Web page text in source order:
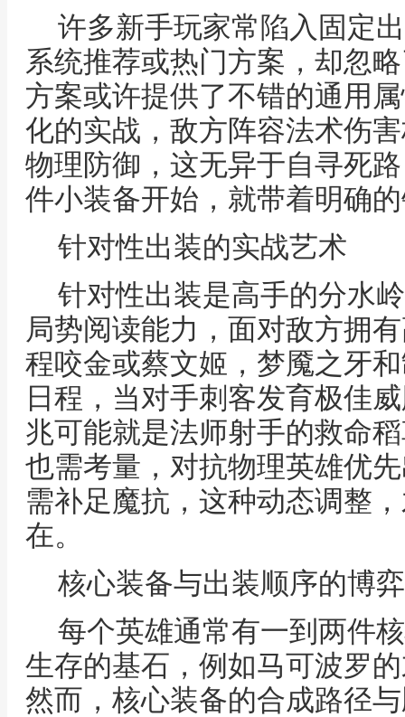
许多新手玩家常陷入固定
系统推荐或热门方案，却忽
方案或许提供了不错的通用
化的实战，敌方阵容法术伤
物理防御，这无异于自寻死
件小装备开始，就带着明确
针对性出装的实战艺术
针对性出装是高手的分水
局势阅读能力，面对敌方拥
程咬金或蔡文姬，梦魇之牙
日程，当对手刺客发育极佳
兆可能就是法师射手的救命
也需考量，对抗物理英雄优
需补足魔抗，这种动态调整
在。
核心装备与出装顺序的博弈
每个英雄通常有一到两件
生存的基石，例如马可波罗
然而，核心装备的合成路径